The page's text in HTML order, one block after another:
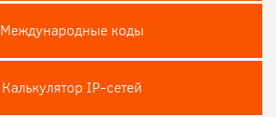
Международные коды
Калькулятор IP-сетей